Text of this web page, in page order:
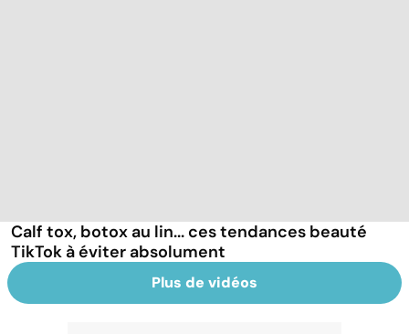
Calf tox, botox au lin... ces tendances beauté
TikTok à éviter absolument
Plus de vidéos